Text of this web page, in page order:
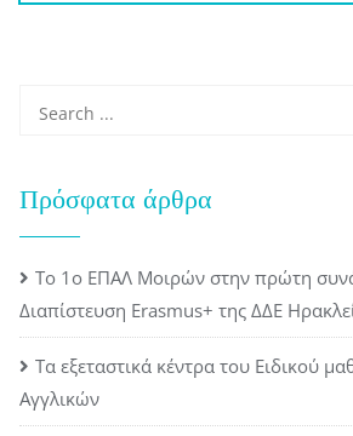
Πρόσφατα άρθρα
Το 1ο ΕΠΑΛ Μοιρών στην πρώτη
Διαπίστευση Erasmus+ της ΔΔΕ
Τα εξεταστικά κέντρα του Ειδικού
Αγγλικών